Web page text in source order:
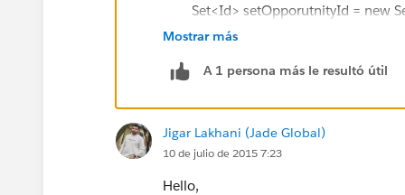
Set<Id> setOpporutnityId = new
for (Opportunity
'Reset' &&
}
}
Mostrar más
A 1 persona más le resultó útil
Jigar Lakhani (Jade Global)
10 de julio de 2015 7:23
Hello,